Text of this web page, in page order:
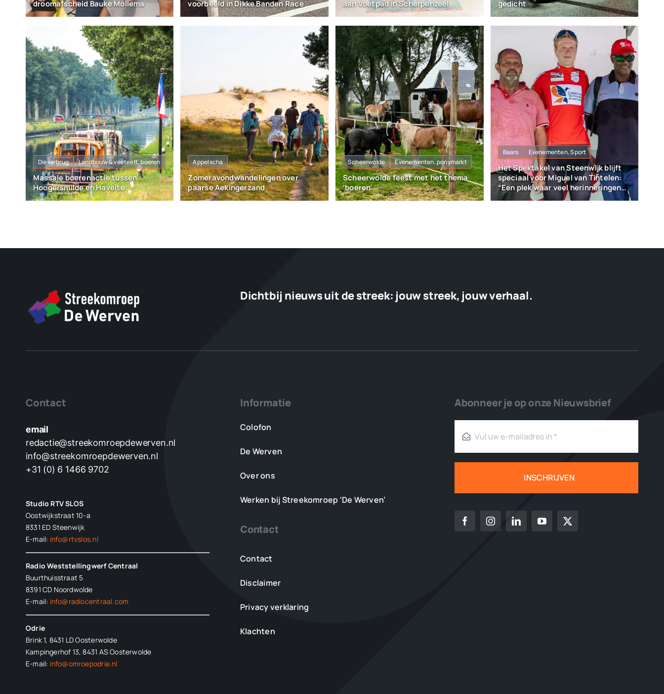
droomafscheid Bauke Mollema
voorbeeld in Dikke Banden Race
aan Voetpad in Scherpenzeel
gedicht
Dieverbrug Landbouw & veeteelt, boeren
Massale boerenactie tussen
Hoogersmilde en Havelte
Appelscha
Zomeravondwandelingen over
paarse Aekingerzand
Scheerwolde Evenementen, ponymarkt
Scheerwolde feest met het thema
‘boeren’
Baars Evenementen, Sport
Het Spektakel van Steenwijk blijft
speciaal voor Miguel van Tintelen:
“Een plek waar veel herinneringen
liggen”
Dichtbij nieuws uit de streek: jouw streek, jouw verhaal.
Contact
email
redactie@streekomroepdewerven.nl
info@streekomroepdewerven.nl
+31 (0) 6 1466 9702
Studio RTV SLOS
Oostwijkstraat 10-a
8331 ED Steenwijk
E-mail: info@rtvslos.nl
Radio Weststellingwerf Centraal
Buurthuisstraat 5
8391 CD Noordwolde
E-mail: info@radiocentraal.com
Odrie
Brink 1, 8431 LD Oosterwolde
Kampingerhof 13, 8431 AS Oosterwolde
E-mail: info@omroepodrie.nl
Informatie
Colofon
De Werven
Over ons
Werken bij Streekomroep ‘De Werven’
Contact
Contact
Disclaimer
Privacy verklaring
Klachten
Abonneer je op onze Nieuwsbrief
INSCHRIJVEN